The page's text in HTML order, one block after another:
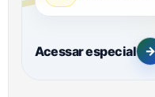
Acessar especial